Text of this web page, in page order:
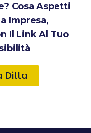
Cosa Aspetti
Impresa,
Il Link Al Tuo
Ditta